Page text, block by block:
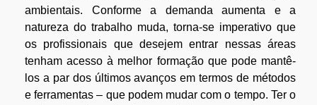
ambientais. Conforme a demanda aumenta e a
natureza do trabalho muda, torna-se imperativo que
os profissionais que desejem entrar nessas áreas
tenham acesso à melhor formação que pode mantê-
los a par dos últimos avanços em termos de métodos
e ferramentas – que podem mudar com o tempo. Ter o